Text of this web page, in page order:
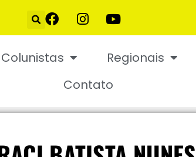
Colunistas Regionais
Contato